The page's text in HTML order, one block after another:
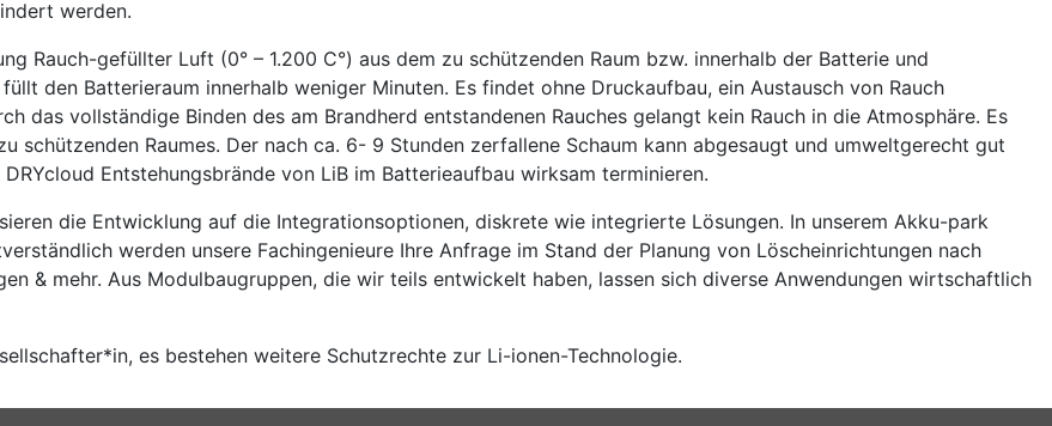
werden.
Rauch-gefüllter Luft (0° – 1.200 C°) aus dem zu schützenden Raum bzw. innerhalb der Batterie und
den Batterieraum innerhalb weniger Minuten. Es findet ohne Druckaufbau, ein Austausch von Rauch
das vollständige Binden des am Brandherd entstandenen Rauches gelangt kein Rauch in die Atmosphäre. Es
schützenden Raumes. Der nach ca. 6- 9 Stunden zerfallene Schaum kann abgesaugt und umweltgerecht gut
Entstehungsbrände von LiB im Batterieaufbau wirksam terminieren.
die Entwicklung auf die Integrationsoptionen, diskrete wie integrierte Lösungen. In unserem Akku-park
werden unsere Fachingenieure Ihre Anfrage im Stand der Planung von Löscheinrichtungen nach
& mehr. Aus Modulbaugruppen, die wir teils entwickelt haben, lassen sich diverse Anwendungen wirtschaftlich
es bestehen weitere Schutzrechte zur Li-ionen-Technologie.